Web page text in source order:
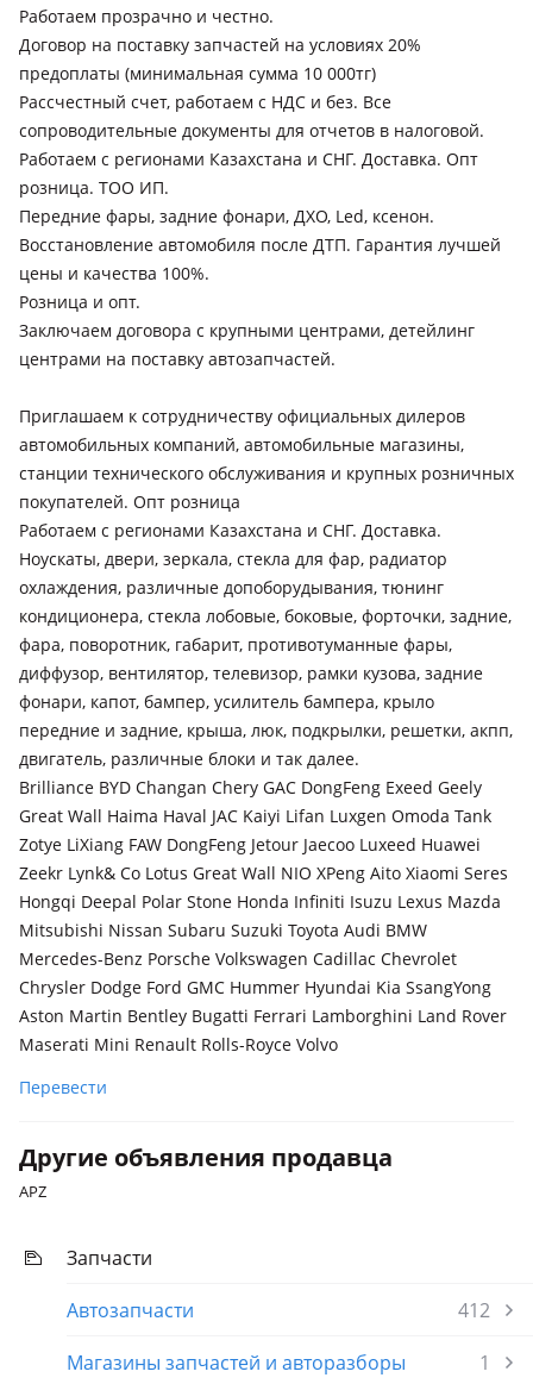
Mitsubishi Pajero Sport
2019 - н.в. 3 поколение рестайлинг (KS), 2016 - н.в. 3
поколение (KS)
Xiaomi SU7
2023 - н.в. 1 поколение
Huawei Stelato S9
2024 - н.в. 1 поколение
Kia Seltos
2022 - н.в. 1 поколение рестайлинг (SP2), 2019 - н.в. 1
поколение (SP2)
Kia EV5
2023 - н.в. 1 поколение
Работаем прозрачно и честно.
Договор на поставку запчастей на условиях 20%
предоплаты (минимальная сумма 10 000тг)
Рассчестный счет, работаем с НДС и без. Все
сопроводительные документы для отчетов в налоговой.
Работаем с регионами Казахстана и СНГ. Доставка. Опт
розница. ТОО ИП.
Передние фары, задние фонари, ДХО, Led, ксенон.
Восстановление автомобиля после ДТП. Гарантия лучшей
цены и качества 100%.
Розница и опт.
Заключаем договора с крупными центрами, детейлинг
центрами на поставку автозапчастей.
Приглашаем к сотрудничеству официальных дилеров
автомобильных компаний, автомобильные магазины,
станции технического обслуживания и крупных розничных
покупателей. Опт розница
Работаем с регионами Казахстана и СНГ. Доставка.
Ноускаты, двери, зеркала, стекла для фар, радиатор
охлаждения, различные допоборудывания, тюнинг
кондиционера, стекла лобовые, боковые, форточки, задние,
фара, поворотник, габарит, противотуманные фары,
диффузор, вентилятор, телевизор, рамки кузова, задние
фонари, капот, бампер, усилитель бампера, крыло
передние и задние, крыша, люк, подкрылки, решетки, акпп,
двигатель, различные блоки и так далее.
Brilliance BYD Changan Chery GAC DongFeng Exeed Geely
Great Wall Haima Haval JAC Kaiyi Lifan Luxgen Omoda Tank
Zotye LiXiang FAW DongFeng Jetour Jaecoo Luxeed Huawei
Zeekr Lynk& Co Lotus Great Wall NIO XPeng Aito Xiaomi Seres
Hongqi Deepal Polar Stone Honda Infiniti Isuzu Lexus Mazda
Mitsubishi Nissan Subaru Suzuki Toyota Audi BMW
Mercedes-Benz Porsche Volkswagen Cadillac Chevrolet
Chrysler Dodge Ford GMC Hummer Hyundai Kia SsangYong
Aston Martin Bentley Bugatti Ferrari Lamborghini Land Rover
Maserati Mini Renault Rolls-Royce Volvo
Перевести
Другие объявления продавца
APZ
Запчасти
Автозапчасти
412
Магазины запчастей и авторазборы
1